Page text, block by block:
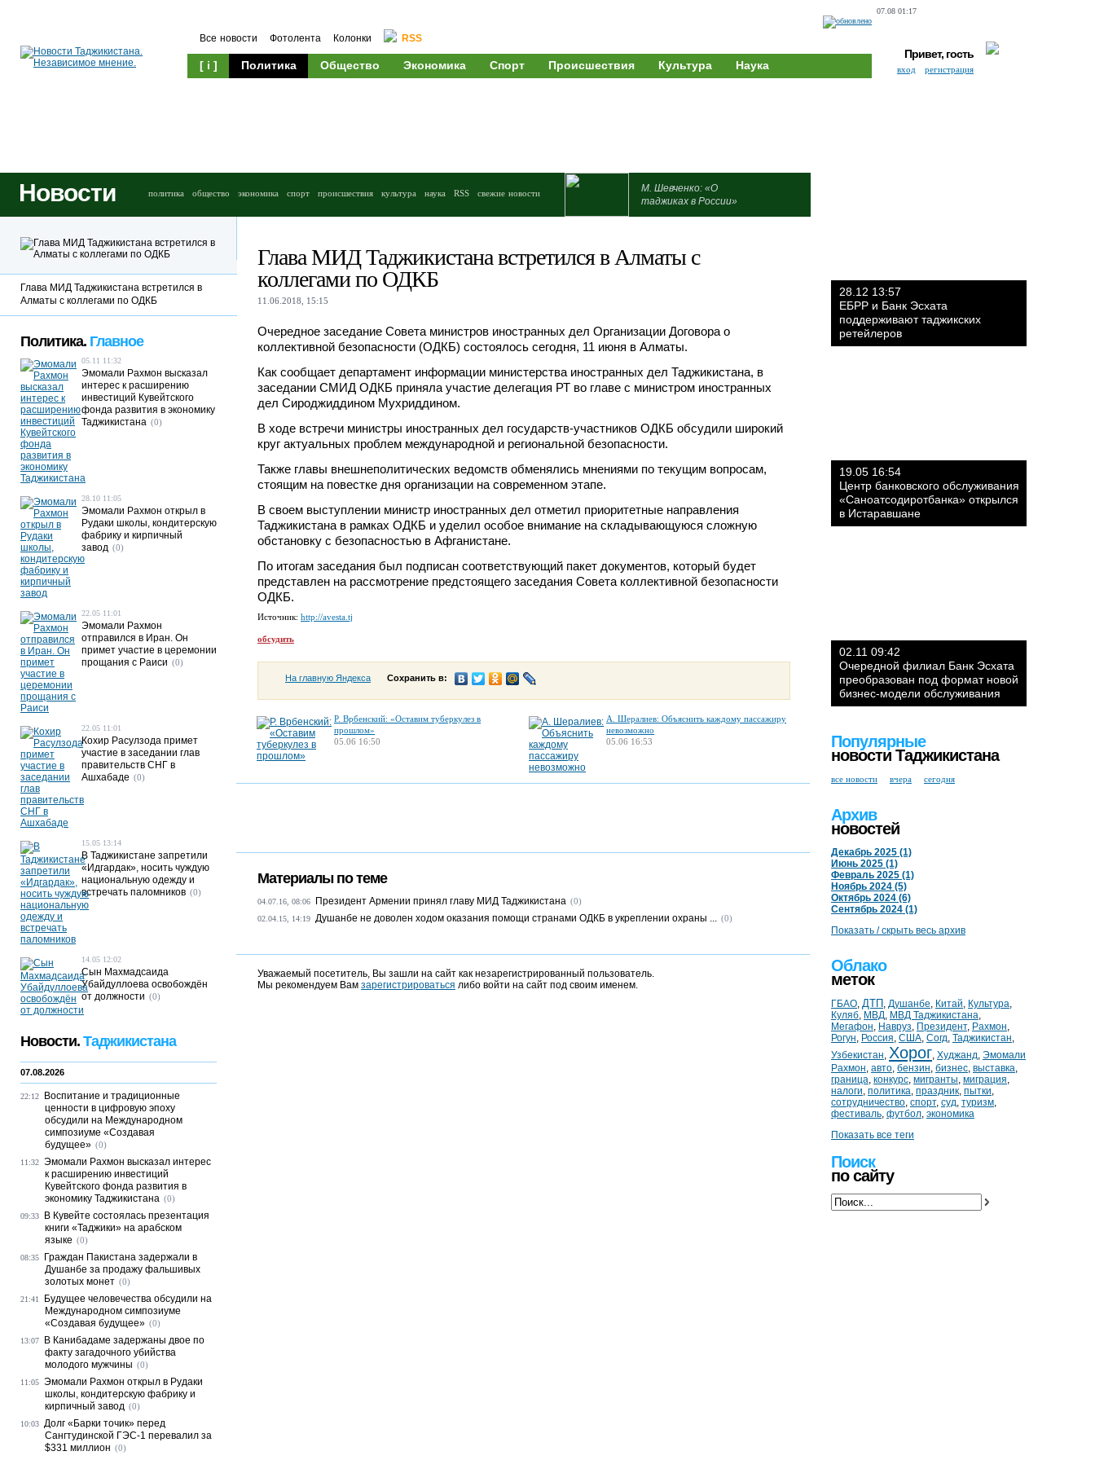
07.08 01:17
Все новости Фотолента Колонки RSS
[ i ] Политика Общество Экономика Спорт Происшествия Культура Наука
Привет, гость
вход регистрация
Новости политика общество экономика спорт происшествия культура наука RSS свежие новости
М. Шевченко: «О
таджиках в России»
Глава МИД Таджикистана встретился в Алматы с
коллегами по ОДКБ
11.06.2018, 15:15
Очередное заседание Совета министров иностранных дел Организации Договора о
коллективной безопасности (ОДКБ) состоялось сегодня, 11 июня в Алматы.
Как сообщает департамент информации министерства иностранных дел Таджикистана, в
заседании СМИД ОДКБ приняла участие делегация РТ во главе с министром иностранных
дел Сироджиддином Мухриддином.
В ходе встречи министры иностранных дел государств-участников ОДКБ обсудили широкий
круг актуальных проблем международной и региональной безопасности.
Также главы внешнеполитических ведомств обменялись мнениями по текущим вопросам,
стоящим на повестке дня организации на современном этапе.
В своем выступлении министр иностранных дел отметил приоритетные направления
Таджикистана в рамках ОДКБ и уделил особое внимание на складывающуюся сложную
обстановку с безопасностью в Афганистане.
По итогам заседания был подписан соответствующий пакет документов, который будет
представлен на рассмотрение предстоящего заседания Совета коллективной безопасности
ОДКБ.
Источник: http://avesta.tj
обсудить
На главную Яндекса Сохранить в:
Р. Врбенский: «Оставим туберкулез в
прошлом»
05.06 16:50
А. Шералиев: Объяснить каждому пассажиру
невозможно
05.06 16:53
Материалы по теме
04.07.16, 08:06 Президент Армении принял главу МИД Таджикистана (0)
02.04.15, 14:19 Душанбе не доволен ходом оказания помощи странами ОДКБ в укреплении охраны ... (0)
Уважаемый посетитель, Вы зашли на сайт как незарегистрированный пользователь.
Мы рекомендуем Вам зарегистрироваться либо войти на сайт под своим именем.
Глава МИД Таджикистана встретился в
Алматы с коллегами по ОДКБ
Политика. Главное
05.11 11:32
Эмомали Рахмон высказал
интерес к расширению
инвестиций Кувейтского
фонда развития в экономику
Таджикистана (0)
28.10 11:05
Эмомали Рахмон открыл в
Рудаки школы, кондитерскую
фабрику и кирпичный
завод (0)
22.05 11:01
Эмомали Рахмон
отправился в Иран. Он
примет участие в церемонии
прощания с Раиси (0)
22.05 11:01
Кохир Расулзода примет
участие в заседании глав
правительств СНГ в
Ашхабаде (0)
15.05 13:14
В Таджикистане запретили
«Идгардак», носить чуждую
национальную одежду и
встречать паломников (0)
14.05 12:02
Сын Махмадсаида
Убайдуллоева освобождён
от должности (0)
Новости. Таджикистана
07.08.2026
22:12
Воспитание и традиционные
ценности в цифровую эпоху
обсудили на Международном
симпозиуме «Создавая
будущее» (0)
11:32 Эмомали Рахмон высказал интерес
к расширению инвестиций
Кувейтского фонда развития в
экономику Таджикистана (0)
09:33
В Кувейте состоялась презентация
книги «Таджики» на арабском
языке (0)
08:35
Граждан Пакистана задержали в
Душанбе за продажу фальшивых
золотых монет (0)
21:41
Будущее человечества обсудили на
Международном симпозиуме
«Создавая будущее» (0)
13:07
В Канибадаме задержаны двое по
факту загадочного убийства
молодого мужчины (0)
11:05 Эмомали Рахмон открыл в Рудаки
школы, кондитерскую фабрику и
кирпичный завод (0)
10:03 Долг «Барки точик» перед
Сангтудинской ГЭС-1 перевалил за
$331 миллион (0)
28.12 13:57
ЕБРР и Банк Эсхата
поддерживают таджикских
ретейлеров
19.05 16:54
Центр банковского обслуживания
«Саноатсодиротбанка» открылся
в Истаравшане
02.11 09:42
Очередной филиал Банк Эсхата
преобразован под формат новой
бизнес-модели обслуживания
Популярные
новости Таджикистана
все новости вчера сегодня
Архив
новостей
Декабрь 2025 (1)
Июнь 2025 (1)
Февраль 2025 (1)
Ноябрь 2024 (5)
Октябрь 2024 (6)
Сентябрь 2024 (1)
Показать / скрыть весь архив
Облако
меток
ГБАО, ДТП , Душанбе, Китай, Культура,
Куляб, МВД, МВД Таджикистана,
Мегафон, Навруз, Президент, Рахмон,
Рогун, Россия, США, Согд, Таджикистан,
Узбекистан, Хорог, Худжанд, Эмомали
Рахмон, авто, бензин, бизнес, выставка,
граница, конкурс, мигранты, миграция,
налоги, политика, праздник, пытки,
сотрудничество, спорт, суд, туризм,
фестиваль, футбол, экономика
Показать все теги
Поиск
по сайту